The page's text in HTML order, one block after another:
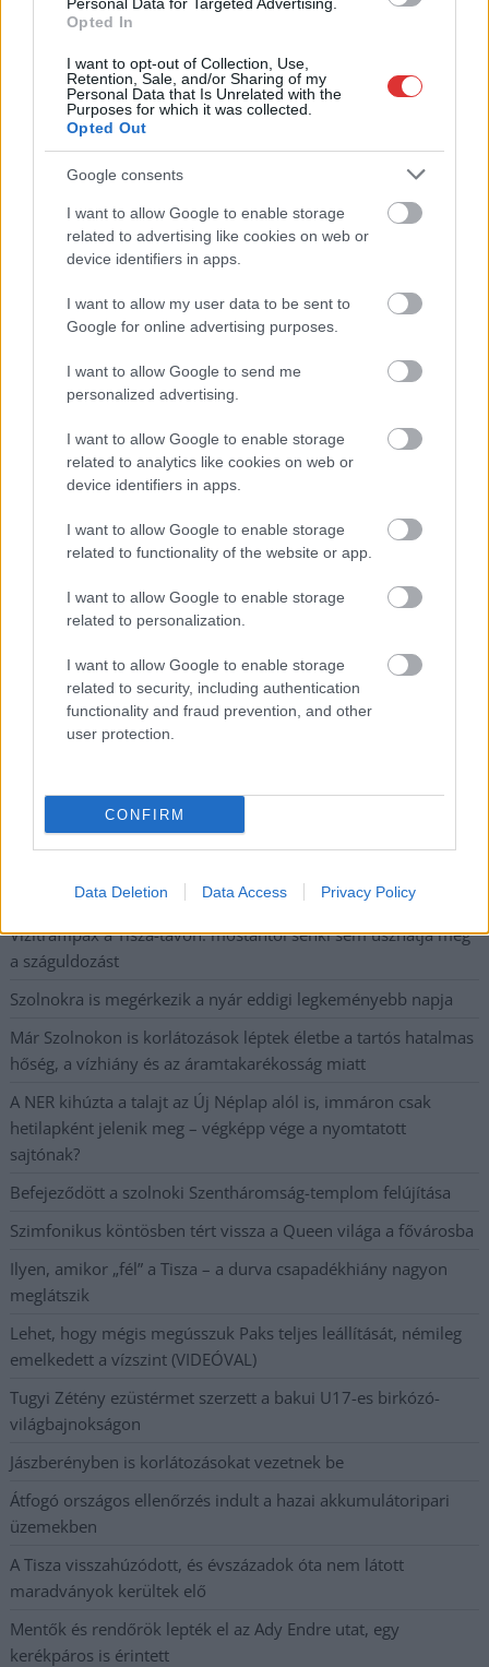
Opted In
I want to opt-out of Collection, Use,
Retention, Sale, and/or Sharing of my
Personal Data that Is Unrelated with the
Purposes for which it was collected.
Opted Out
Google consents
I want to allow Google to enable storage
related to advertising like cookies on web or
device identifiers in apps.
I want to allow my user data to be sent to
Google for online advertising purposes.
I want to allow Google to send me
personalized advertising.
I want to allow Google to enable storage
related to analytics like cookies on web or
device identifiers in apps.
I want to allow Google to enable storage
related to functionality of the website or app.
I want to allow Google to enable storage
related to personalization.
I want to allow Google to enable storage
related to security, including authentication
functionality and fraud prevention, and other
user protection.
CONFIRM
Data Deletion Data Access Privacy Policy
meg e-mail címét:
Megismertem és elfogadom aGDPR-szabályzat ot
legfrissebb információkkal és exkluzív tartalmakkal hétről hétre
postaládájába érkezik!
A SZOL24 legfrissebb 24 cikke
Ilyenek eddig a tapasztalatok a vendégektől – a hőhullám
miatt ingyenes a strandolás Szolnokon
Nem biztató: a hétvégi kisebb felfrissülés után jövő héten
megint visszatér a forróság, újra rekkenő hőség jön, akár 38
fokokkal
Közzétették a szakértői állásfoglalást, a Fiumei úti fák
többsége szakszerűen már nem ápolható
A MÚOSZ sajtódíjának második helyét nyerte el a Borsod24 és
a Paraméter közös riportfilmje a Sajó szennyezéséről
Tánccal, zeneszóval és vásárral telik meg Jászberény, indul a
Csángó Fesztivál
Meghosszabbított hőségriasztás és vízkorlátozások, a
Átszervezi működését az osztrák óriáscég, Szolnok is érintett
Tragédiába torkollott a segítségnyújtás elmulasztása, három
kisújszállási lakos ellen emeltek vádat
Hatalmas lángok csaptak fel Szolnokon
Vízitraffipax a Tisza-tavon: mostantól senki sem úszhatja meg
a száguldozást
Szolnokra is megérkezik a nyár eddigi legkeményebb napja
Már Szolnokon is korlátozások léptek életbe a tartós hatalmas
hőség, a vízhiány és az áramtakarékosság miatt
A NER kihúzta a talajt az Új Néplap alól is, immáron csak
hetilapként jelenik meg – végképp vége a nyomtatott
sajtónak?
Befejeződött a szolnoki Szentháromság-templom felújítása
Szimfonikus köntösben tért vissza a Queen világa a fővárosba
Ilyen, amikor „fél” a Tisza – a durva csapadékhiány nagyon
meglátszik
Lehet, hogy mégis megússzuk Paks teljes leállítását, némileg
emelkedett a vízszint (VIDEÓVAL)
Tugyi Zétény ezüstérmet szerzett a bakui U17-es birkózó-
világbajnokságon
Jászberényben is korlátozásokat vezetnek be
Átfogó országos ellenőrzés indult a hazai akkumulátoripari
üzemekben
A Tisza visszahúzódott, és évszázadok óta nem látott
maradványok kerültek elő
Mentők és rendőrök lepték el az Ady Endre utat, egy
kerékpáros is érintett